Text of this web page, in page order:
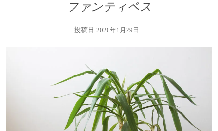
ファンティペス
投稿日 2020年1月29日